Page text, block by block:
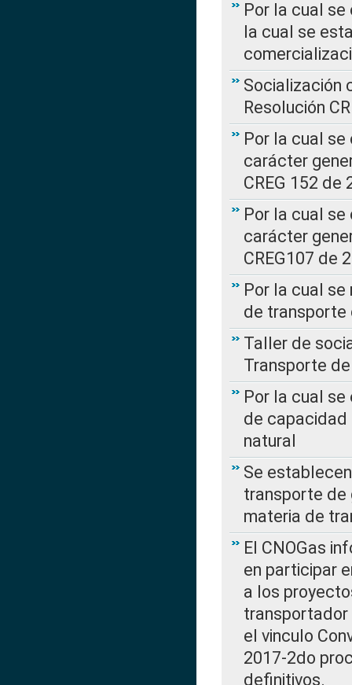
Por la cual se
la cual se
Socialización
Resolución
Por la cual
carácter
CREG 152 de
Por la cual
carácter
CREG107 de
Por la cual
de transporte
Taller de
Transporte
Por la cual
de capacidad
natural
Se
transporte de
materia de
El CNOGas
en participar
a los
transportador
el vinculo
2017-2do
definitivos.